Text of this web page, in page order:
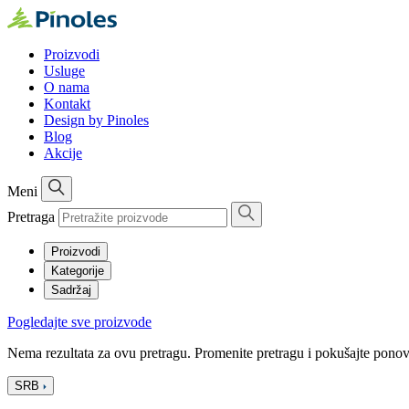
Proizvodi
Usluge
O nama
Kontakt
Design by Pinoles
Blog
Akcije
Meni
Pretraga
Proizvodi
Kategorije
Sadržaj
Pogledajte sve proizvode
Nema rezultata za ovu pretragu. Promenite pretragu i pokušajte
SRB